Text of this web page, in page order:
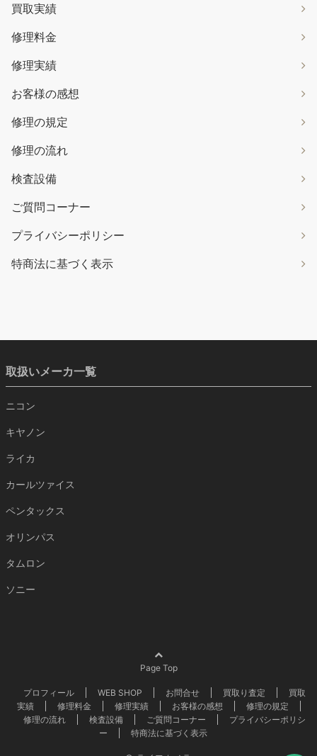
買取実績
修理料金
修理実績
お客様の感想
修理の規定
修理の流れ
検査設備
ご質問コーナー
プライバシーポリシー
特商法に基づく表示
取扱いメーカ一覧
ニコン
キヤノン
ライカ
カールツァイス
ペンタックス
オリンパス
タムロン
ソニー
Page Top
プロフィール WEB SHOP お問合せ 買取り査定
買取
実績
修理料金 修理実績 お客様の感想
修理の規定
修理の流れ
検査設備 ご質問コーナー
プライバシーポリシ
ー
特商法に基づく表示